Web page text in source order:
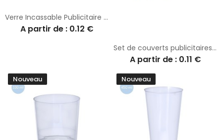
Verre Incassable Publicitaire 400ml Cuvak
A partir de : 0.12 €
Set de couverts publicitaires en acier inoxydable - Grinox
A partir de : 0.11 €
Nouveau Nouveau